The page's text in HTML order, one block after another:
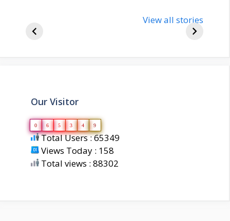
bjp-india-
about
View all stories
Our Visitor
0 6 5 3 4 9
Total Users : 65349
Views Today : 158
Total views : 88302